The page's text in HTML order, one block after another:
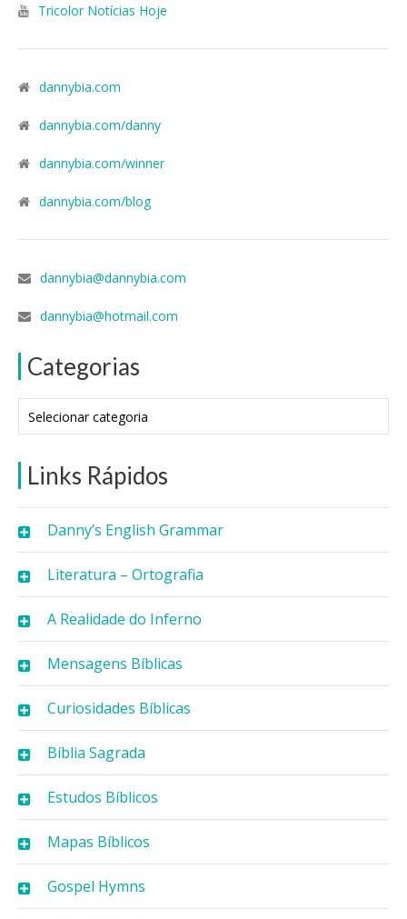
Tricolor Notícias Hoje
dannybia.com
dannybia.com/danny
dannybia.com/winner
dannybia.com/blog
dannybia@dannybia.com
dannybia@hotmail.com
Categorias
Links Rápidos
Danny’s English Grammar
Literatura – Ortografia
A Realidade do Inferno
Mensagens Bíblicas
Curiosidades Bíblicas
Bíblia Sagrada
Estudos Bíblicos
Mapas Bíblicos
Gospel Hymns